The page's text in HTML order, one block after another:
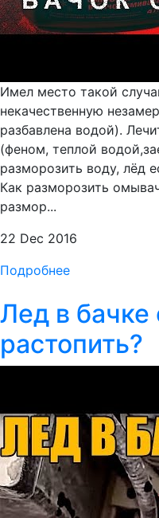
Имел место такой
некачественную
разбавлена водой).
(феном, теплой
разморозить воду, лёд
Как разморозить
размор...
22 Dec 2016
Подробнее
Лед в бачке
растопить?